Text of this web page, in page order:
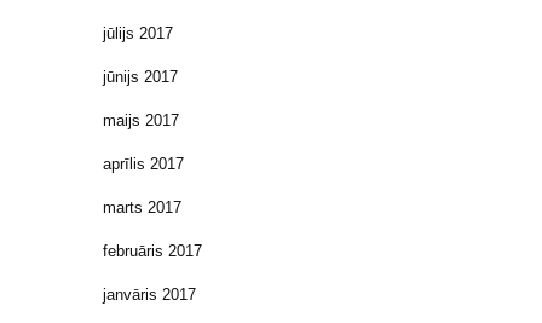
jūlijs 2017
jūnijs 2017
maijs 2017
aprīlis 2017
marts 2017
februāris 2017
janvāris 2017